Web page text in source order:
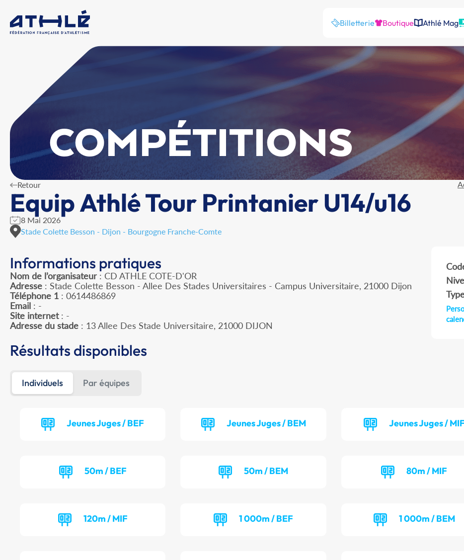
Billetterie Boutique Athlé Mag
COMPÉTITIONS
Retour
Equip Athlé Tour Printanier U14/u16
8 Mai 2026
Stade Colette Besson - Dijon - Bourgogne Franche-Comte
Informations pratiques
Nom de l’organisateur : CD ATHLE COTE-D'OR
Adresse : Stade Colette Besson - Allee Des Stades Universitaires - Campus Universitaire, 21000 Dijon
Téléphone 1 : 0614486869
Email : -
Site internet: -
Adresse du stade : 13 Allee Des Stade Universitaire, 21000 DIJON
Résultats disponibles
Individuels Par équipes
Jeunes Juges / BEF Jeunes Juges / BEM Jeunes Juges / MIF
50m / BEF 50m / BEM 80m / MIF
120m / MIF 1 000m / BEF 1 000m / BEM